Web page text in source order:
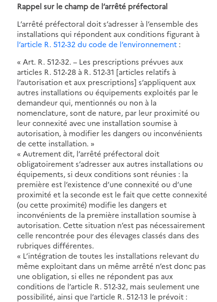
Rappel sur le champ de l’arrêté préfectoral
L’arrêté préfectoral doit s’adresser à l’ensemble des
installations qui répondent aux conditions figurant à
l’article R. 512-32 du code de l’environnement :
« Art. R. 512-32. – Les prescriptions prévues aux
articles R. 512-28 à R. 512-31 [articles relatifs à
l’autorisation et aux prescriptions] s’appliquent aux
autres installations ou équipements exploités par le
demandeur qui, mentionnés ou non à la
nomenclature, sont de nature, par leur proximité ou
leur connexité avec une installation soumise à
autorisation, à modifier les dangers ou inconvénients
de cette installation. »
« Autrement dit, l’arrêté préfectoral doit
obligatoirement s’adresser aux autres installations ou
équipements, si deux conditions sont réunies : la
première est l’existence d’une connexité ou d’une
proximité et la seconde est le fait que cette connexité
(ou cette proximité) modifie les dangers et
inconvénients de la première installation soumise à
autorisation. Cette situation n’est pas nécessairement
celle rencontrée pour des élevages classés dans des
rubriques différentes.
« L’intégration de toutes les installations relevant du
même exploitant dans un même arrêté n’est donc pas
une obligation, si elles ne répondent pas aux
conditions de l’article R. 512-32, mais seulement une
possibilité, ainsi que l’article R. 512-13 le prévoit :